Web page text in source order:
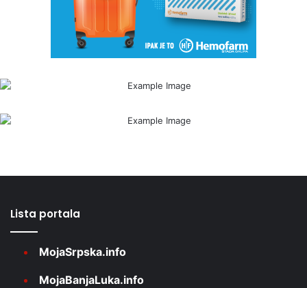
Lista portala
MojaSrpska.info
MojaBanjaLuka.info